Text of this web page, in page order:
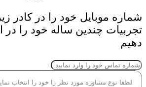
شماره موبایل خود را در کادر زیر
تجربیات چندین ساله خود را در
دهیم